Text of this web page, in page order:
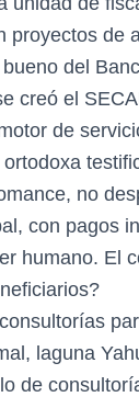
proyectos de
del
creó el
de
no
con pagos
humano. El
laguna
de